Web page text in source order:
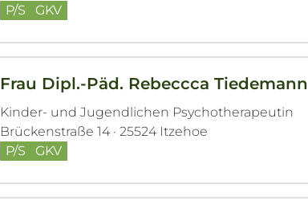
P/S
GKV
Frau Dipl.-Päd. Rebeccca Tiedemann
Kinder- und Jugendlichen Psychotherapeutin
Brückenstraße 14 · 25524 Itzehoe
P/S
GKV